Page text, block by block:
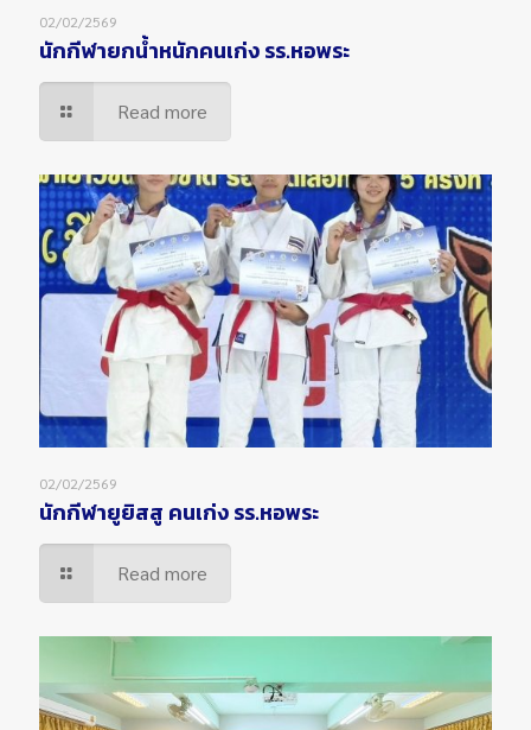
02/02/2569
นักกีฬายกน้ำหนักคนเก่ง รร.หอพระ
Read more
02/02/2569
นักกีฬายูยิสสู คนเก่ง รร.หอพระ
Read more